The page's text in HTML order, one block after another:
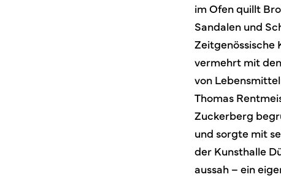
im Ofen quillt
Sandalen und
Zeitgenössische
vermehrt mit
von
Thomas
Zuckerberg
und sorgte mit
der Kunsthalle
aussah – ein